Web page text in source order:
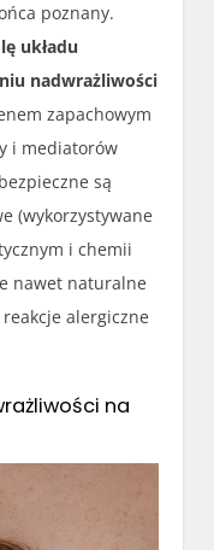
poznany.
układu
nadwrażliwości
zapachowym
i mediatorów
są
(wykorzystywane
i chemii
nawet naturalne
alergiczne
na